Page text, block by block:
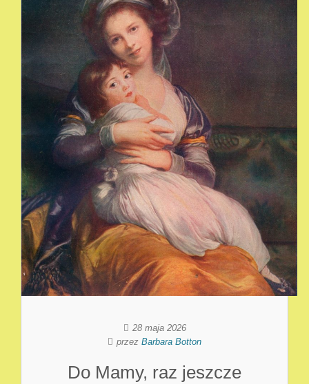
28 maja 2026
przez Barbara Botton
Do Mamy, raz jeszcze